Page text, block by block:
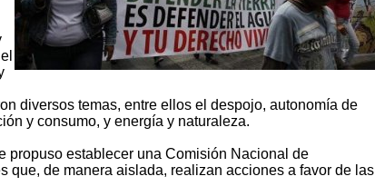
diversos temas, entre ellos el despojo, autonomía de
y consumo, y energía y naturaleza.
propuso establecer una Comisión Nacional de
que, de manera aislada, realizan acciones a favor de las